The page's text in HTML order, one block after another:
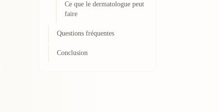
Ce que le dermatologue peut
faire
Questions fréquentes
Conclusion